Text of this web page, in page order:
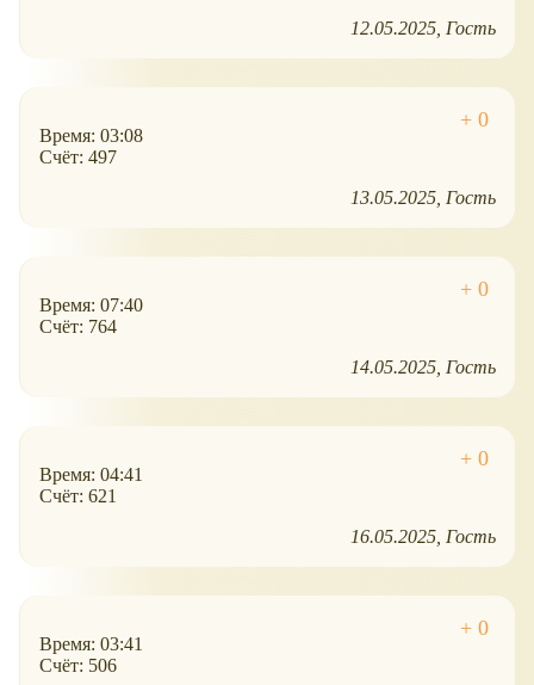
12.05.2025 Гость
Время: 03:08
Счёт: 497
13.05.2025 Гость
Время: 07:40
Счёт: 764
14.05.2025 Гость
Время: 04:41
Счёт: 621
16.05.2025 Гость
Время: 03:41
Счёт: 506